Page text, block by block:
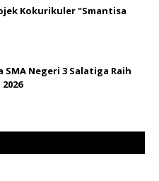
Kokurikuler "Smantisa
Negeri 3 Salatiga Raih